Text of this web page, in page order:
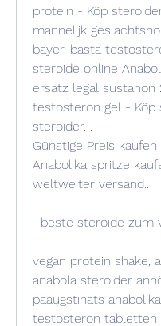
protein - Köp
mannelijk
bayer, bästa
steroide online
ersatz legal sustanon
testosteron gel - Köp
steroider. .
Günstige Preis
Anabolika spritze
weltweiter versand..
beste steroide
vegan protein shake,
anabola steroider
paaugstināts
testosteron tabletten